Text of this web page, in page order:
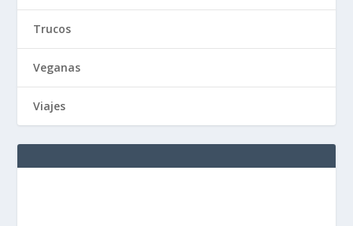
Trucos
Veganas
Viajes